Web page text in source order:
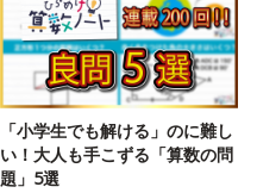
「小学生でも解ける」のに難し
い！大人も手こずる「算数の問
題」5選